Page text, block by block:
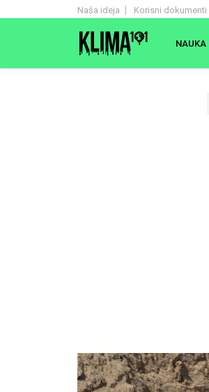
Naša ideja Korisni dokumenti
NAUKA